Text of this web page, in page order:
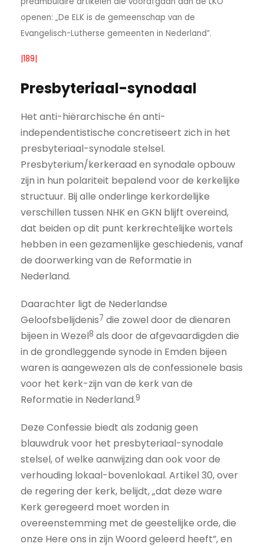
openen: „De ELK is de gemeenschap van de
Evangelisch-Lutherse gemeenten in Nederland”.
|189|
Presbyteriaal-synodaal
Het anti-hiërarchische én anti-
independentistische concretiseert zich in het
presbyteriaal-synodale stelsel.
Presbyterium/kerkeraad en synodale opbouw
zijn in hun polariteit bepalend voor de kerkelijke
structuur. Bij alle onderlinge kerkordelijke
verschillen tussen NHK en GKN blijft overeind,
dat beiden op dit punt kerkrechtelijke wortels
hebben in een gezamenlijke geschiedenis, vanaf
de doorwerking van de Reformatie in
Nederland.
Daarachter ligt de Nederlandse
Geloofsbelijdenis7 die zowel door de dienaren
bijeen in Wezel8 als door de afgevaardigden die
in de grondleggende synode in Emden bijeen
waren is aangewezen als de confessionele basis
voor het kerk-zijn van de kerk van de
Reformatie in Nederland.9
Deze Confessie biedt als zodanig geen
blauwdruk voor het presbyteriaal-synodale
stelsel, of welke aanwijzing dan ook voor de
verhouding lokaal-bovenlokaal. Artikel 30, over
de regering der kerk, belijdt, „dat deze ware
Kerk geregeerd moet worden in
overeenstemming met de geestelijke orde, die
onze Here ons in zijn Woord geleerd heeft”, en